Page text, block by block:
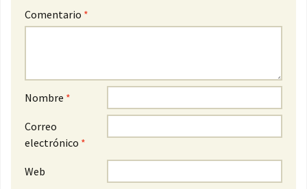
Comentario *
Nombre *
Correo
electrónico *
Web